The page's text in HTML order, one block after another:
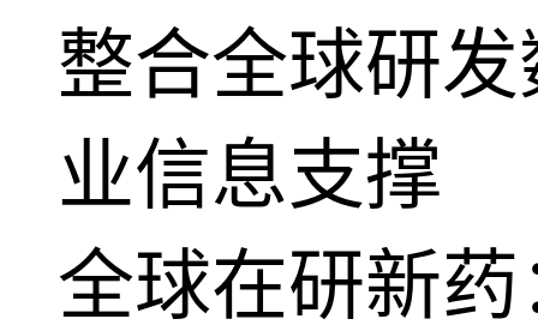
整合全球研
业信息支撑
全球在研新药